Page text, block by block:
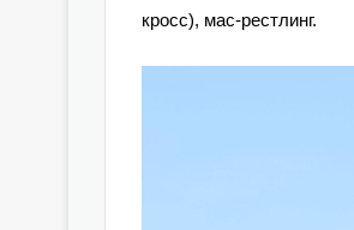
кросс), мас-рестлинг.